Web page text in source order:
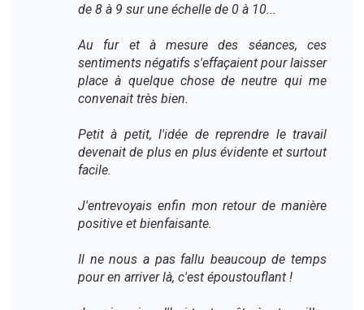
de 8 à 9 sur une échelle de 0 à 10...
Au fur et à mesure des séances, ces
sentiments négatifs s'effaçaient pour laisser
place à quelque chose de neutre qui me
convenait très bien.
Petit à petit, l'idée de reprendre le travail
devenait de plus en plus évidente et surtout
facile.
J'entrevoyais enfin mon retour de manière
positive et bienfaisante.
Il ne nous a pas fallu beaucoup de temps
pour en arriver là, c'est époustouflant !